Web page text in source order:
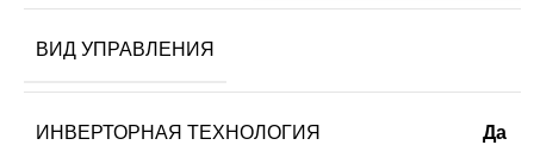
ВИД УПРАВЛЕНИЯ
ИНВЕРТОРНАЯ ТЕХНОЛОГИЯ Да